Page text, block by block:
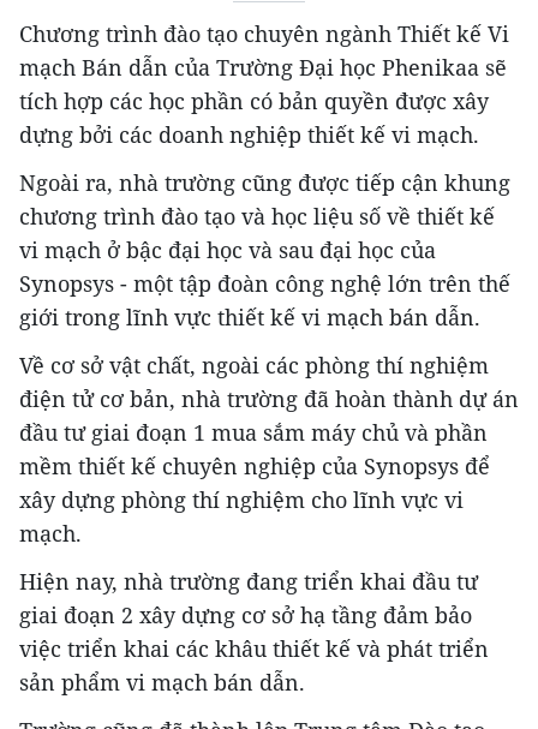
Chương trình đào tạo chuyên ngành Thiết kế Vi
mạch Bán dẫn của Trường Đại học Phenikaa sẽ
tích hợp các học phần có bản quyền được xây
dựng bởi các doanh nghiệp thiết kế vi mạch.
Ngoài ra, nhà trường cũng được tiếp cận khung
chương trình đào tạo và học liệu số về thiết kế
vi mạch ở bậc đại học và sau đại học của
Synopsys - một tập đoàn công nghệ lớn trên thế
giới trong lĩnh vực thiết kế vi mạch bán dẫn.
Về cơ sở vật chất, ngoài các phòng thí nghiệm
điện tử cơ bản, nhà trường đã hoàn thành dự án
đầu tư giai đoạn 1 mua sắm máy chủ và phần
mềm thiết kế chuyên nghiệp của Synopsys để
xây dựng phòng thí nghiệm cho lĩnh vực vi
mạch.
Hiện nay, nhà trường đang triển khai đầu tư
giai đoạn 2 xây dựng cơ sở hạ tầng đảm bảo
việc triển khai các khâu thiết kế và phát triển
sản phẩm vi mạch bán dẫn.